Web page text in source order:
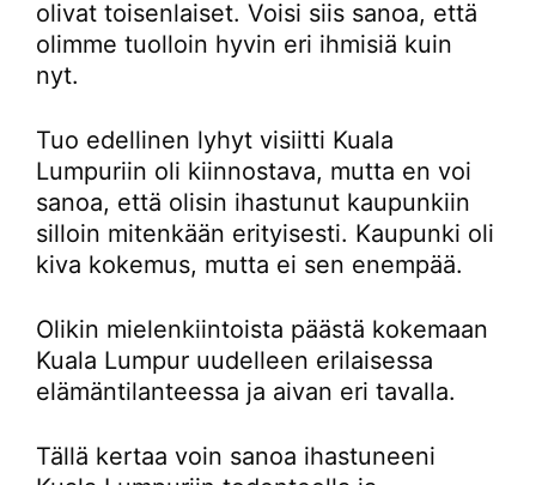
olivat toisenlaiset. Voisi siis sanoa, että
olimme tuolloin hyvin eri ihmisiä kuin
nyt.
Tuo edellinen lyhyt visiitti Kuala
Lumpuriin oli kiinnostava, mutta en voi
sanoa, että olisin ihastunut kaupunkiin
silloin mitenkään erityisesti. Kaupunki oli
kiva kokemus, mutta ei sen enempää.
Olikin mielenkiintoista päästä kokemaan
Kuala Lumpur uudelleen erilaisessa
elämäntilanteessa ja aivan eri tavalla.
Tällä kertaa voin sanoa ihastuneeni